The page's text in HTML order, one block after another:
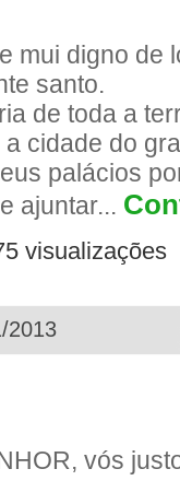
mui digno de
santo.
de toda a
cidade do
palácios
ajuntar...
visualizações
2013
vós